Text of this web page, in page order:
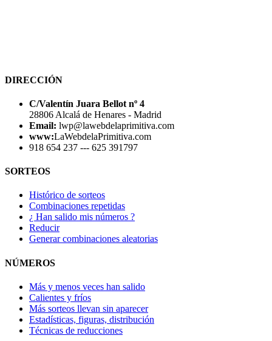
DIRECCIÓN
C/Valentín Juara Bellot nº 4
28806 Alcalá de Henares - Madrid
Email: lwp@lawebdelaprimitiva.com
www:LaWebdelaPrimitiva.com
918 654 237 --- 625 391797
SORTEOS
Histórico de sorteos
Combinaciones repetidas
¿ Han salido mis números ?
Reducir
Generar combinaciones aleatorias
NÚMEROS
Más y menos veces han salido
Calientes y fríos
Más sorteos llevan sin aparecer
Estadísticas, figuras, distribución
Técnicas de reducciones